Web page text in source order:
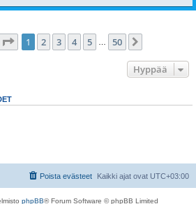
Sivu /50
1 2 3 4 5 … 50
Hyppää
Kaikki ajat ovat UTC+03:00
Poista evästeet
phpBB® Forum Software © phpBB Limited